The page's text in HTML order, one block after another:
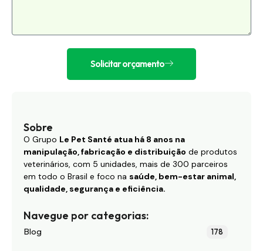
Sobre
O Grupo Le Pet Santé atua há 8 anos na
manipulação, fabricação e distribuição de produtos
veterinários, com 5 unidades, mais de 300 parceiros
em todo o Brasil e foco na saúde, bem-estar animal,
qualidade, segurança e eficiência.
Navegue por categorias:
Blog 178
Solicitar orçamento